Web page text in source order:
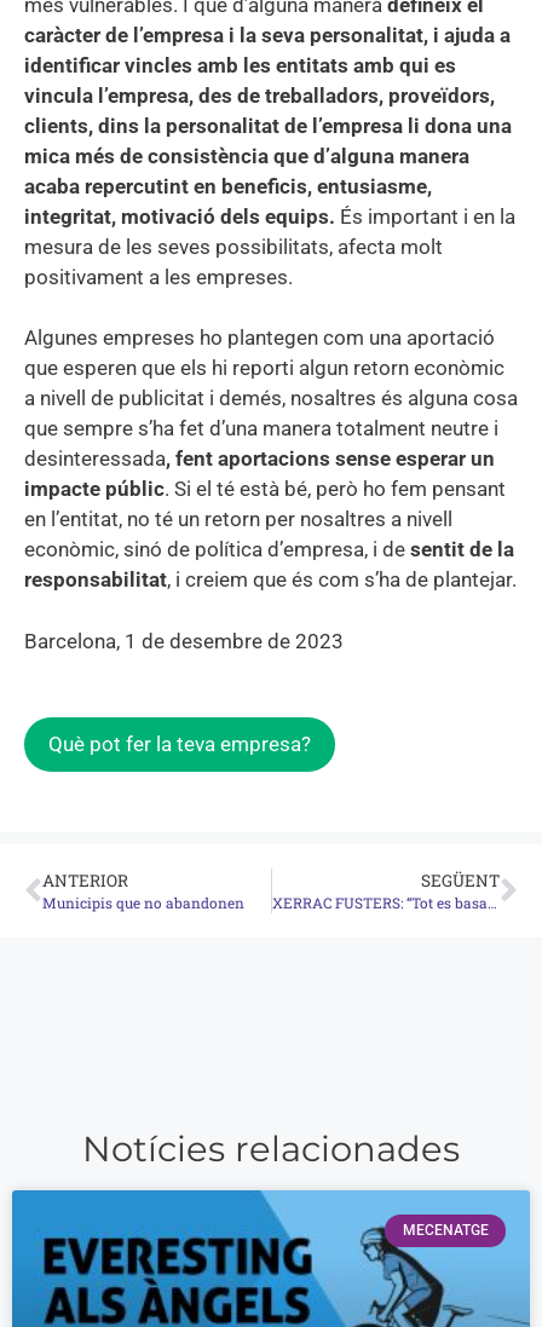
caràcter de l’empresa i la seva personalitat, i ajuda a
identificar vincles amb les entitats amb qui es
vincula l’empresa, des de treballadors, proveïdors,
clients, dins la personalitat de l’empresa li dona una
mica més de consistència que d’alguna manera
acaba repercutint en beneficis, entusiasme,
integritat, motivació dels equips. És important i en la
mesura de les seves possibilitats, afecta molt
positivament a les empreses.
Algunes empreses ho plantegen com una aportació
que esperen que els hi reporti algun retorn econòmic
a nivell de publicitat i demés, nosaltres és alguna cosa
que sempre s’ha fet d’una manera totalment neutre i
desinteressada, fent aportacions sense esperar un
impacte públic. Si el té està bé, però ho fem pensant
en l’entitat, no té un retorn per nosaltres a nivell
econòmic, sinó de política d’empresa, i de sentit de la
responsabilitat, i creiem que és com s’ha de plantejar.
Barcelona, 1 de desembre de 2023
Què pot fer la teva empresa?
ANTERIOR
Municipis que no abandonen
SEGÜENT
XERRAC FUSTERS: “Tot es basa en una relació de confiança”
Notícies relacionades
MECENATGE